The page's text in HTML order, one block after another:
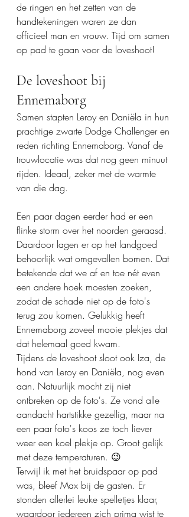
de ringen en het zetten van de
handtekeningen waren ze dan
officieel man en vrouw. Tijd om samen
op pad te gaan voor de loveshoot!
De loveshoot bij
Ennemaborg
Samen stapten Leroy en Daniëla in hun
prachtige zwarte Dodge Challenger en
reden richting Ennemaborg. Vanaf de
trouwlocatie was dat nog geen minuut
rijden. Ideaal, zeker met de warmte
van die dag.
Een paar dagen eerder had er een
flinke storm over het noorden geraasd.
Daardoor lagen er op het landgoed
behoorlijk wat omgevallen bomen. Dat
betekende dat we af en toe nét even
een andere hoek moesten zoeken,
zodat de schade niet op de foto's
terug zou komen. Gelukkig heeft
Ennemaborg zoveel mooie plekjes dat
dat helemaal goed kwam.
Tijdens de loveshoot sloot ook Iza, de
hond van Leroy en Daniëla, nog even
aan. Natuurlijk mocht zij niet
ontbreken op de foto's. Ze vond alle
aandacht hartstikke gezellig, maar na
een paar foto's koos ze toch liever
weer een koel plekje op. Groot gelijk
met deze temperaturen. 😉
Terwijl ik met het bruidspaar op pad
was, bleef Max bij de gasten. Er
stonden allerlei leuke spelletjes klaar,
waardoor iedereen zich prima wist te